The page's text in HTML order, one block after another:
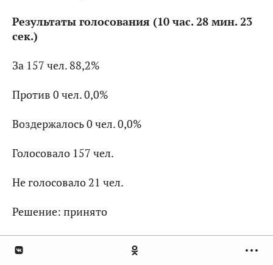
Результаты голосования (10 час. 28 мин. 23
сек.)
За 157 чел. 88,2%
Против 0 чел. 0,0%
Воздержалось 0 чел. 0,0%
Голосовало 157 чел.
Не голосовало 21 чел.
Решение: принято